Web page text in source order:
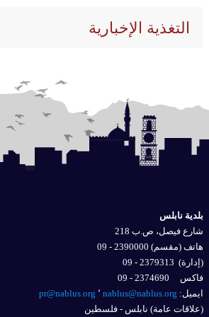
التغذية الإخبارية
بلدية نابلس
شارع فيصل، ص.ب 218
هاتف (مقسم) 2390000 - 09
(إدارة)2379313 - 09
فاكس 2374690 - 09
ايميل: nablus@nablus.org٬
pr@nablus.org
(علاقات عامة) نابلس - فلسطين